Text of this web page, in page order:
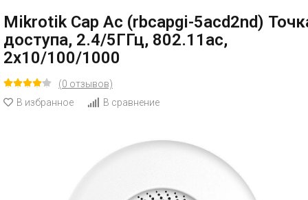
Mikrotik Cap Ac (rbcapgi-5acd2nd)
доступа, 2.4/5ГГц, 802.11ac,
2х10/100/1000
(0 отзывов)
В избранное
В сравнение